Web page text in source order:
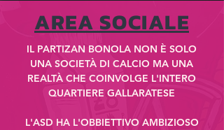
AREA SOCIALE
IL PARTIZAN BONOLA NON È SOLO
UNA SOCIETÀ DI CALCIO MA UNA
REALTÀ CHE COINVOLGE L'INTERO
QUARTIERE GALLARATESE
L'ASD HA L'OBBIETTIVO AMBIZIOSO